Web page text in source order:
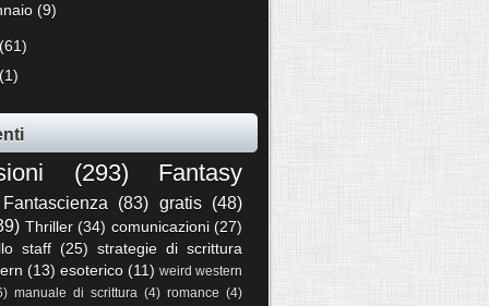
(9)
(61)
(1)
(293) Fantasy
Fantascienza (83) gratis (48)
Thriller (34) comunicazioni (27)
staff (25) strategie di scrittura
(13) esoterico (11) weird western
manuale di scrittura (4) romance (4)